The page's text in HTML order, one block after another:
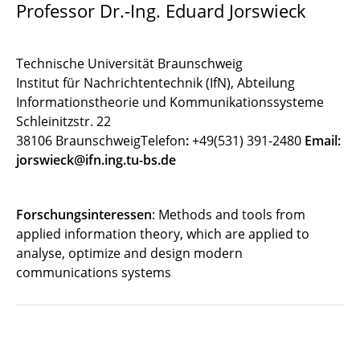
Professor Dr.-Ing. Eduard Jorswieck
Technische Universität Braunschweig
Institut für Nachrichtentechnik (IfN), Abteilung
Informationstheorie und Kommunikationssysteme
Schleinitzstr. 22
38106 BraunschweigTelefon:+49(531) 391-2480 Email:
jorswieck@ifn.ing.tu-bs.de
Forschungsinteressen: Methods and tools from
applied information theory, which are applied to
analyse, optimize and design modern
communications systems